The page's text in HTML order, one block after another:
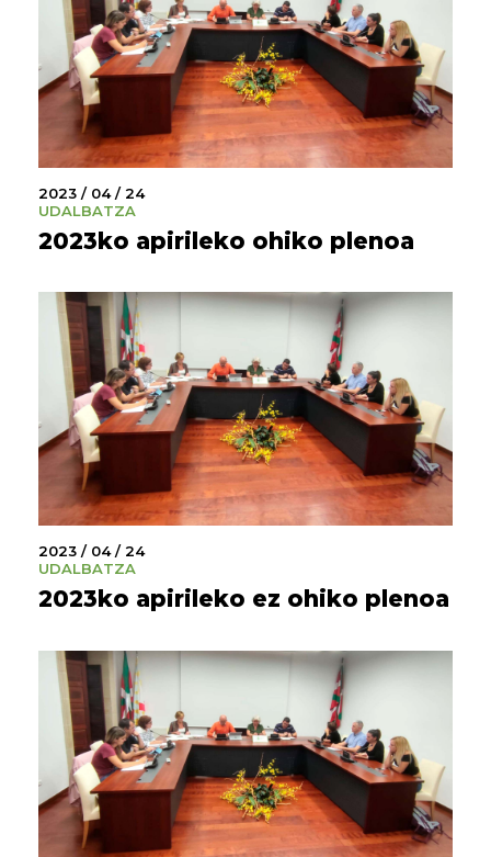
2023 / 04 / 24
UDALBATZA
2023ko apirileko ohiko plenoa
2023 / 04 / 24
UDALBATZA
2023ko apirileko ez ohiko plenoa